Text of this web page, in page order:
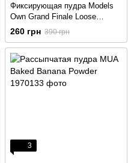
Фиксирующая пудра Models
Own Grand Finale Loose
Powder 01 Translucent
260 грн 390 грн
3